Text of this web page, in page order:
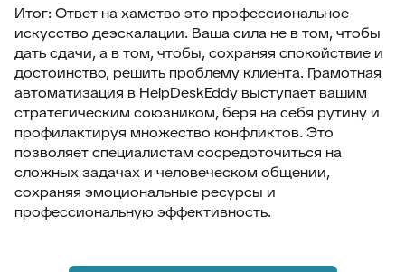
Итог: Ответ на хамство это профессиональное
искусство деэскалации. Ваша сила не в том, чтобы
дать сдачи, а в том, чтобы, сохраняя спокойствие и
достоинство, решить проблему клиента. Грамотная
автоматизация в HelpDeskEddy выступает вашим
стратегическим союзником, беря на себя рутину и
профилактируя множество конфликтов. Это
позволяет специалистам сосредоточиться на
сложных задачах и человеческом общении,
сохраняя эмоциональные ресурсы и
профессиональную эффективность.